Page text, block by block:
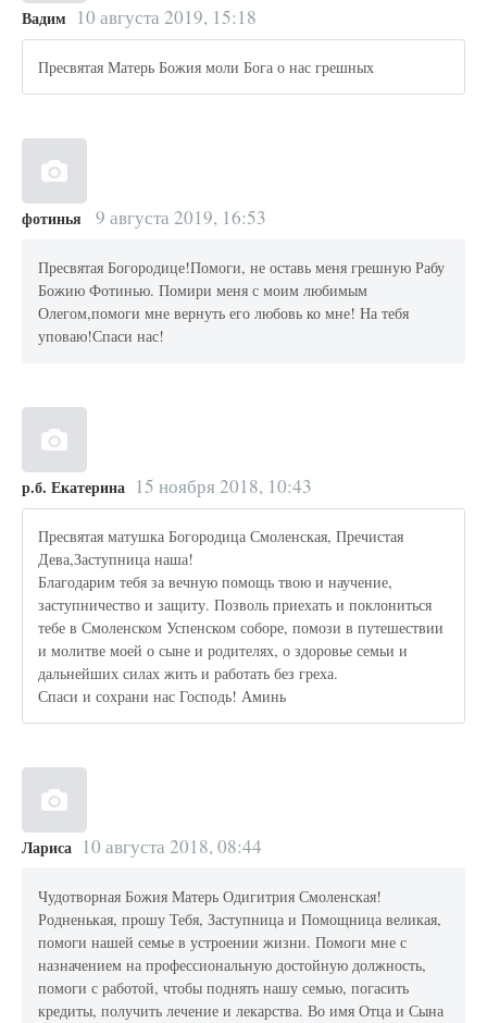
Вадим 10 августа 2019, 15:18
Пресвятая Матерь Божия моли Бога о нас грешных
фотинья 9 августа 2019, 16:53
Пресвятая Богородице!Помоги, не оставь меня грешную Рабу
Божию Фотинью. Помири меня с моим любимым
Олегом,помоги мне вернуть его любовь ко мне! На тебя
уповаю!Спаси нас!
р.б. Екатерина 15 ноября 2018, 10:43
Пресвятая матушка Богородица Смоленская, Пречистая
Дева,Заступница наша!
Благодарим тебя за вечную помощь твою и научение,
заступничество и защиту. Позволь приехать и поклониться
тебе в Смоленском Успенском соборе, помози в путешествии
и молитве моей о сыне и родителях, о здоровье семьи и
дальнейших силах жить и работать без греха.
Спаси и сохрани нас Господь! Аминь
Лариса 10 августа 2018, 08:44
Чудотворная Божия Матерь Одигитрия Смоленская!
Родненькая, прошу Тебя, Заступница и Помощница великая,
помоги нашей семье в устроении жизни. Помоги мне с
назначением на профессиональную достойную должность,
помоги с работой, чтобы поднять нашу семью, погасить
кредиты, получить лечение и лекарства. Во имя Отца и Сына